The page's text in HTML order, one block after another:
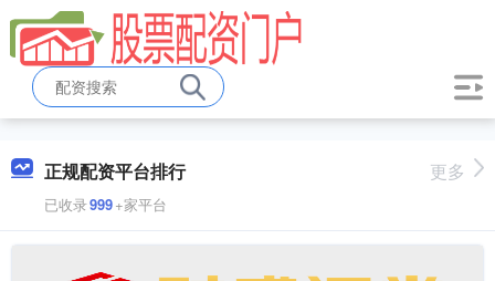
正规配资平台排行
已收录999+家平台
更多